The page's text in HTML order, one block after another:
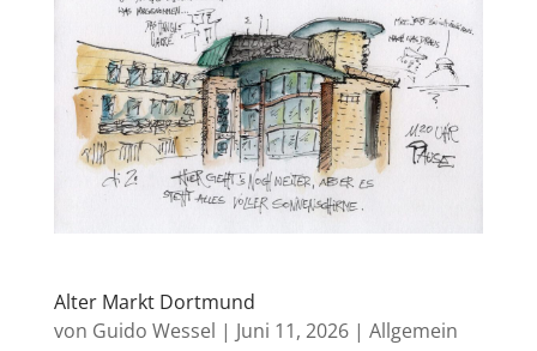
Alter Markt Dortmund
von Guido Wessel | Juni 11, 2026| Allgemein